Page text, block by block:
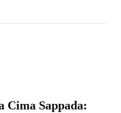
Cima Sappada: